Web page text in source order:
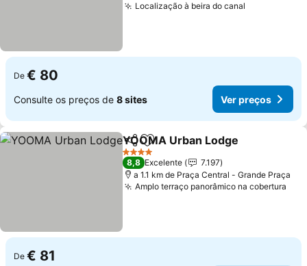
Localização à beira do canal
De € 80
Consulte os preços de 8 sites Ver preços
PartilharAdicionar aos favoritos
YOOMA Urban Lodge
4 Estrelas
8,8 Excelente
7.197
a 1.1 km de Praça Central - Grande Praça
Amplo terraço panorâmico na cobertura
De € 81